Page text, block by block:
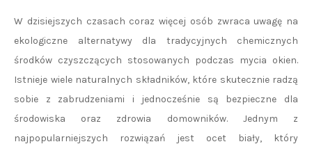
W dzisiejszych czasach coraz więcej osób zwraca uwagę na
ekologiczne alternatywy dla tradycyjnych chemicznych
środków czyszczących stosowanych podczas mycia okien.
Istnieje wiele naturalnych składników, które skutecznie radzą
sobie z zabrudzeniami i jednocześnie są bezpieczne dla
środowiska oraz zdrowia domowników. Jednym z
najpopularniejszych rozwiązań jest ocet biały, który